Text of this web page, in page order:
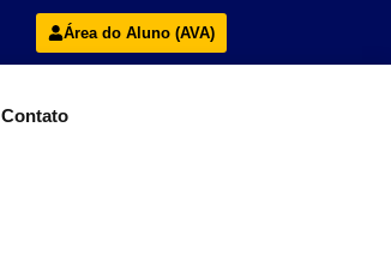
Área do Aluno (AVA)
Contato